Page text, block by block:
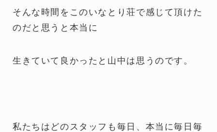
そんな時間をこのいなとり荘で感じて頂けた
のだと思うと本当に
生きていて良かったと山中は思うのです。
私たちはどのスタッフも毎日、本当に毎日毎